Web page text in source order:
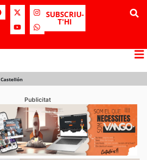
SUBSCRIU-
T'HI
Castellón
Publicitat